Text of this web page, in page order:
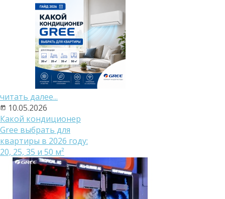
читать далее...
10.05.2026
Какой кондиционер
Gree выбрать для
квартиры в 2026 году:
20, 25, 35 и 50 м²